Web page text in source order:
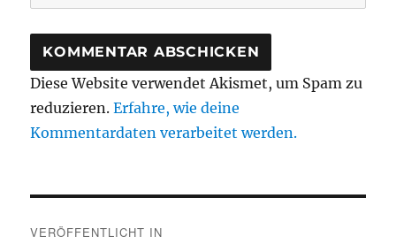
Diese Website verwendet Akismet, um Spam zu
reduzieren.Erfahre, wie deine
Kommentardaten verarbeitet werden.
VERÖFFENTLICHT IN